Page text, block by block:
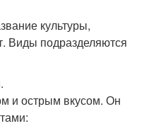
культуры,
Виды подразделяются
и острым вкусом. Он